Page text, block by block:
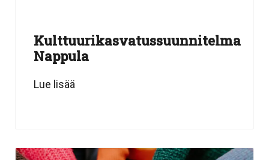
Kulttuurikasvatussuunnitelma
Nappula
Lue lisää